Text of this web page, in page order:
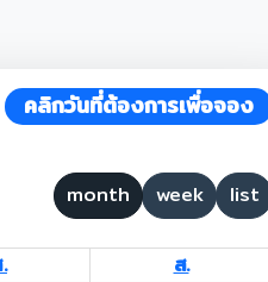
คลิกวันที่ต้องการเพื่อจอง
month week list
ส.